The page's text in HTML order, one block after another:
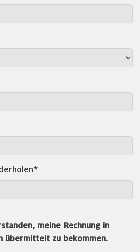
meine Rechnung in
übermittelt zu bekommen.